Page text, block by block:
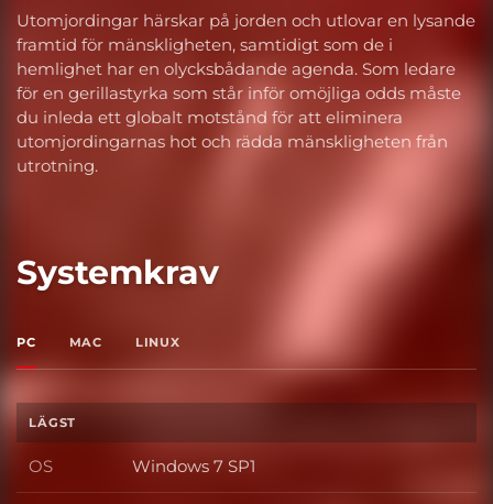
Utomjordingar härskar på jorden och utlovar en lysande
framtid för mänskligheten, samtidigt som de i
hemlighet har en olycksbådande agenda. Som ledare
för en gerillastyrka som står inför omöjliga odds måste
du inleda ett globalt motstånd för att eliminera
utomjordingarnas hot och rädda mänskligheten från
utrotning.
Systemkrav
PC MAC LINUX
LÄGST
OS OS
Windows 7 SP1